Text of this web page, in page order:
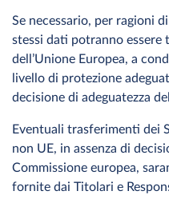
Se necessario, per ragioni
stessi dati potranno
dell’Unione Europea, a
livello di protezione
decisione di adeguatezza
Eventuali trasferimenti dei
non UE, in assenza di
Commissione europea,
fornite dai Titolari e